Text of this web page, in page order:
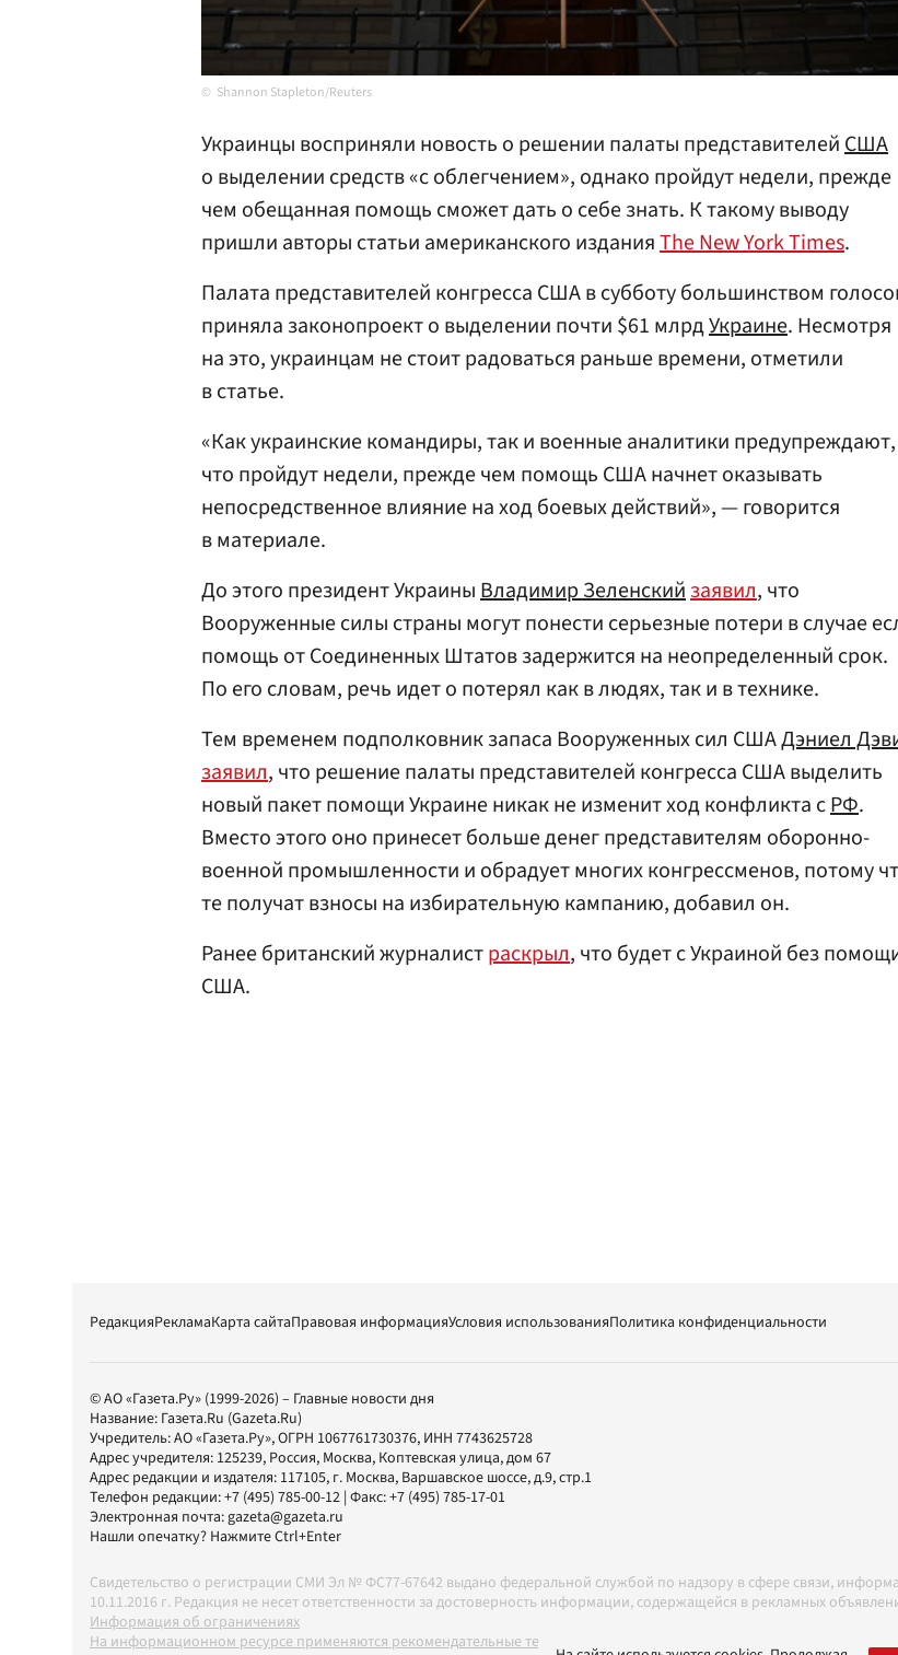
Shannon Stapleton/Reuters
Украинцы восприняли новость о решении палаты представителейСША
о выделении средств «с облегчением», однако пройдут недели, прежде
чем обещанная помощь сможет дать о себе знать. К такому выводу
пришли авторы статьи американского изданияThe New York Times.
Палата представителей конгресса США в субботу большинством
приняла законопроект о выделении почти $61 млрдУкраине. Несмотря
на это, украинцам не стоит радоваться раньше времени, отметили
в статье.
«Как украинские командиры, так и военные аналитики предупреждают,
что пройдут недели, прежде чем помощь США начнет оказывать
непосредственное влияние на ход боевых действий», — говорится
в материале.
До этого президент УкраиныВладимир Зеленскийзаявил, что
Вооруженные силы страны могут понести серьезные потери в случае
помощь от Соединенных Штатов задержится на неопределенный срок.
По его словам, речь идет о потерял как в людях, так и в технике.
Тем временем подполковник запаса Вооруженных сил СШАДэниел
заявил, что решение палаты представителей конгресса США выделить
новый пакет помощи Украине никак не изменит ход конфликта сРФ.
Вместо этого оно принесет больше денег представителям оборонно-
военной промышленности и обрадует многих конгрессменов, потому
те получат взносы на избирательную кампанию, добавил он.
Ранее британский журналистраскрыл, что будет с Украиной без
США.
РедакцияРекламаКарта сайтаПравовая информацияУсловия использованияПолитика конфиденциальности
© АО «Газета.Ру» (1999-2026) – Главные новости дня
Название: Газета.Ru (Gazeta.Ru)
Учредитель:АО «Газета.Ру», ОГРН 1067761730376, ИНН 7743625728
Адрес учредителя: 125239, Россия, Москва, Коптевская улица, дом 67
Адрес редакции и издателя: 117105, г. Москва, Варшавское шоссе, д.9, стр.1
Телефон редакции:+7 (495) 785-00-12 | Факс:+7 (495) 785-17-01
Электронная почта:gazeta@gazeta.ru
Нашли опечатку? Нажмите Ctrl+Enter
Свидетельство о регистрации СМИ Эл № ФС77-67642 выдано федеральной службой по надзору в сфере связи,
10.11.2016 г. Редакция не несет ответственности за достоверность информации, содержащейся в рекламных
Информация об ограничениях
На информационном ресурсе применяются рекомендательные технологии в соответствии с Правилами